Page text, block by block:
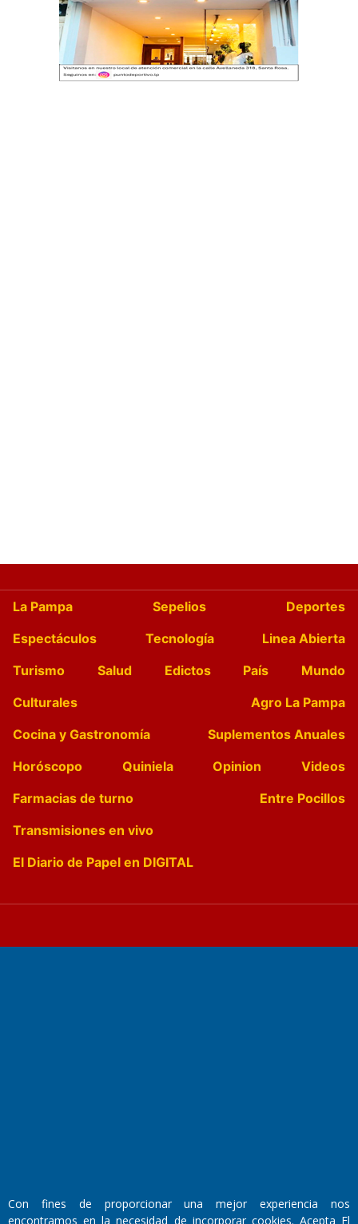
La Pampa Sepelios
Deportes
Espectáculos
Tecnología
Linea Abierta
Turismo
Salud Edictos País
Mundo
Culturales
Agro La Pampa
Cocina y Gastronomía
Suplementos Anuales
Horóscopo
Quiniela Opinion
Videos
Farmacias de turno
Entre Pocillos
Transmisiones en vivo
El Diario de Papel en DIGITAL
Con fines de proporcionar una mejor experiencia nos
encontramos en la necesidad de incorporar cookies. Acepta El